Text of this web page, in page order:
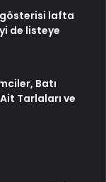
lafta
de listeye
Batı
Tarlaları ve